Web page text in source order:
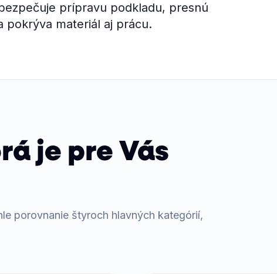
prípravu podkladu, presnú
pokrýva materiál aj prácu.
je pre Vás
porovnanie štyroch hlavných kategórií,